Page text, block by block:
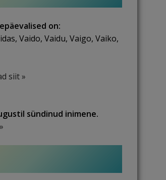
on:
Vaido, Vaidu, Vaigo, Vaiko,
siit »
sündinud inimene.